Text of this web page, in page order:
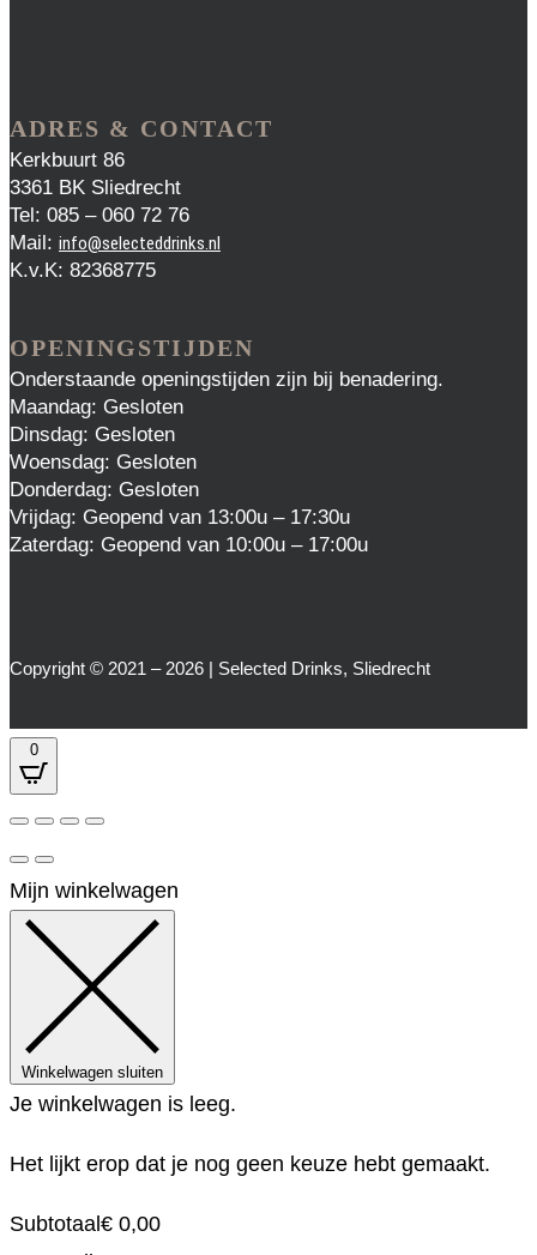
ADRES & CONTACT
Kerkbuurt 86
3361 BK Sliedrecht
Tel: 085 – 060 72 76
Mail: info@selecteddrinks.nl
K.v.K: 82368775
OPENINGSTIJDEN
Onderstaande openingstijden zijn bij benadering.
Maandag: Gesloten
Dinsdag: Gesloten
Woensdag: Gesloten
Donderdag: Gesloten
Vrijdag: Geopend van 13:00u – 17:30u
Zaterdag: Geopend van 10:00u – 17:00u
Copyright © 2021 – 2026 | Selected Drinks, Sliedrecht
0
Mijn winkelwagen
Winkelwagen sluiten
Je winkelwagen is leeg.
Het lijkt erop dat je nog geen keuze hebt gemaakt.
Subtotaal€ 0,00